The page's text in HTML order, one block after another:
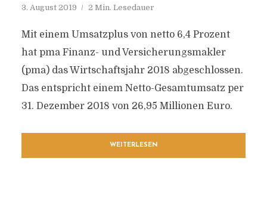
3. August 2019 2 Min. Lesedauer
Mit einem Umsatzplus von netto 6,4 Prozent
hat pma Finanz- und Versicherungsmakler
(pma) das Wirtschaftsjahr 2018 abgeschlossen.
Das entspricht einem Netto-Gesamtumsatz per
31. Dezember 2018 von 26,95 Millionen Euro.
WEITERLESEN